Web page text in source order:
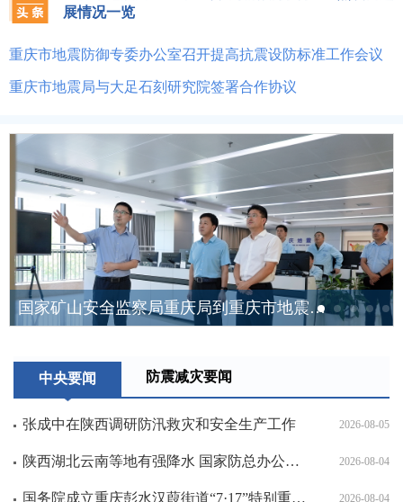
展情况一览
重庆市地震防御专委办公室召开提高抗震设防标准工作会议
重庆市地震局与大足石刻研究院签署合作协议
国家矿山安全监察局重庆局到重庆市地震局开展调研交流
中央要闻 防震减灾要闻
张成中在陕西调研防汛救灾和安全生产工作 2026-08-05
陕西湖北云南等地有强降水 国家防总办公室、应急管理部滚动会商调度 2026-08-04
国务院成立重庆彭水汉葭街道“7·17”特别重大山体崩塌灾害调查评估组 2026-08-04